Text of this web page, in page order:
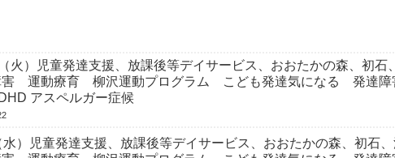
火）児童発達支援、放課後等デイサービス、おおたかの森、初石
害 運動療育 柳沢運動プログラム こども発達気になる 発達
アスペルガー症候
）児童発達支援、放課後等デイサービス、おおたかの森、初石